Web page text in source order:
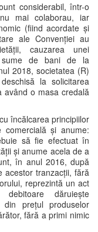
considerabil, într-o
mai colaborau, iar
(fiind acordate și
ale Convenției au
cauzarea unei
sume de bani de la
2018, societatea (R)
la solicitarea
având o masa credală
încălcarea principiilor
și anume:
să fie efectuat în
și anume acela de a
în anul 2016, după
acestor tranzacții, fără
reprezintă un act
dăruiește
din prețul produselor
fără a primi nimic